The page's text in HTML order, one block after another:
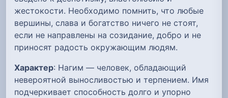
жестокости. Необходимо помнить, что любые
вершины, слава и богатство ничего не стоят,
если не направлены на созидание, добро и не
приносят радость окружающим людям.
Характер: Нагим — человек, обладающий
невероятной выносливостью и терпением. Имя
подчеркивает способность долго и упорно